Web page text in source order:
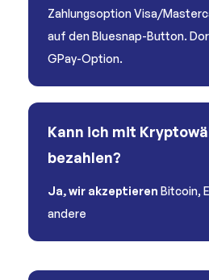
Zahlungsoption Visa/
auf den Bluesnap-Button.
GPay-Option.
Kann ich mit
bezahlen?
Ja, wir akzeptieren Bitcoin,
andere